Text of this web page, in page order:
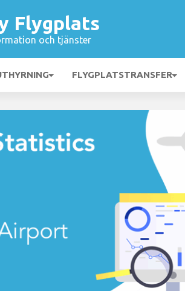
Flygplats
och tjänster
FLYGPLATSTRANSFER